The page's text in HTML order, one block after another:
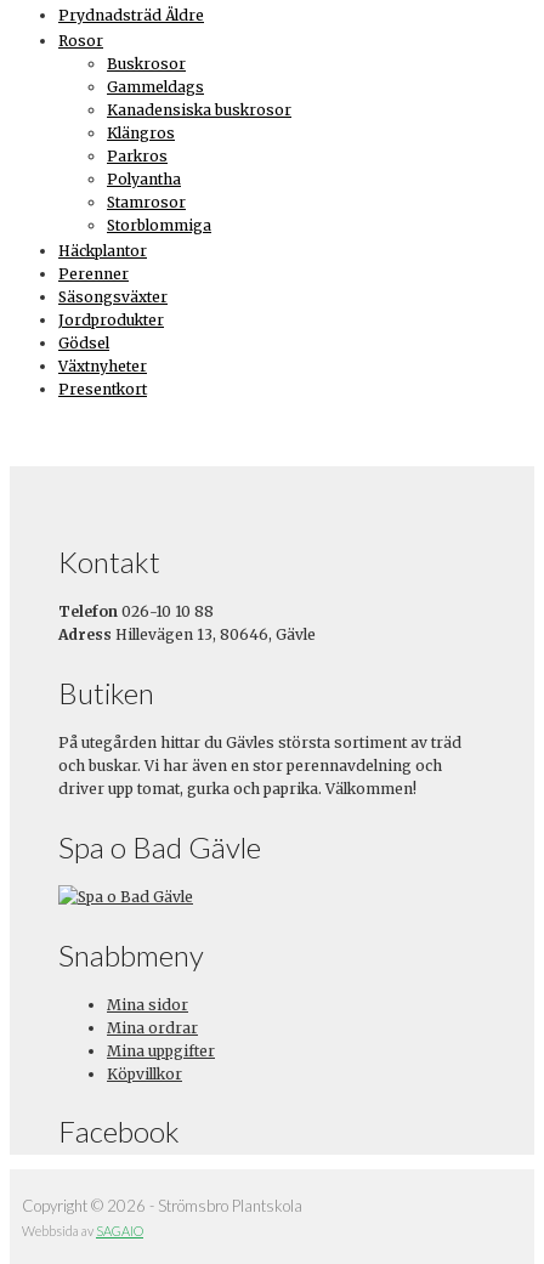
Prydnadsträd Äldre
Rosor
Buskrosor
Gammeldags
Kanadensiska buskrosor
Klängros
Parkros
Polyantha
Stamrosor
Storblommiga
Häckplantor
Perenner
Säsongsväxter
Jordprodukter
Gödsel
Växtnyheter
Presentkort
Kontakt
Telefon 026-10 10 88
Adress Hillevägen 13, 80646, Gävle
Butiken
På utegården hittar du Gävles största sortiment av träd
och buskar. Vi har även en stor perennavdelning och
driver upp tomat, gurka och paprika. Välkommen!
Spa o Bad Gävle
Snabbmeny
Mina sidor
Mina ordrar
Mina uppgifter
Köpvillkor
Facebook
Copyright © 2026 - Strömsbro Plantskola
Webbsida av SAGAIO